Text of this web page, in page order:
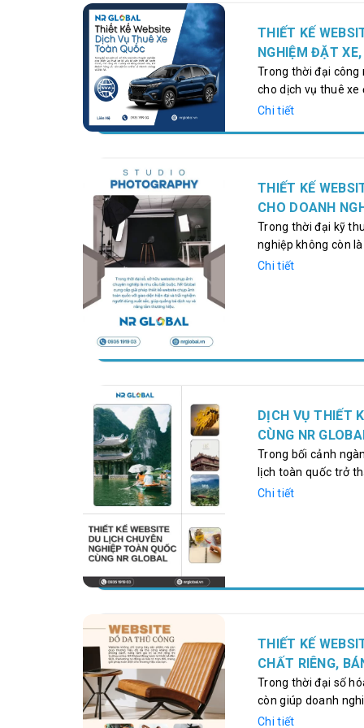
THIẾT KẾ
NGHIỆM ĐẶT
Trong thời đại công
cho dịch vụ thuê xe
tranh, mở rộng thị
trực tuyến và…
Chi tiết
THIẾT KẾ
CHO DOANH
Trong thời đại kỹ
nghiệp không còn
ảnh gia, và doanh
Chi tiết
DỊCH VỤ THIẾT
CÙNG NR
Trong bối cảnh
lịch toàn quốc trở
khách sạn, resort
Chi tiết
THIẾT KẾ
CHẤT RIÊNG,
Trong thời đại số
còn giúp doanh
các thương hiệu đồ
Chi tiết